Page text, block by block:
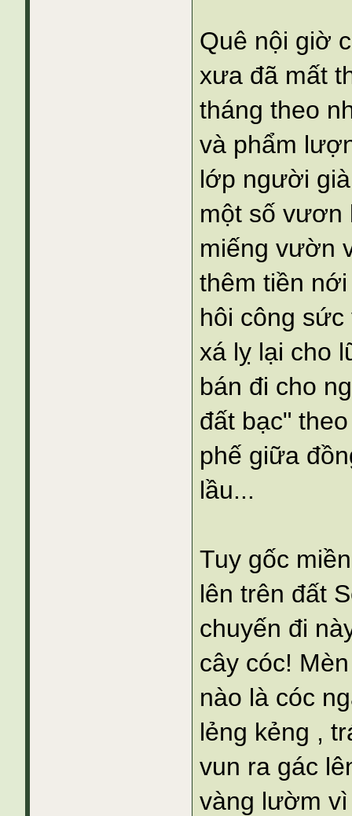
Quê nội giờ
xưa đã mất
tháng theo
và phẩm
lớp người
một số vươn
miếng vườn
thêm tiền
hôi công
xá lỵ lại cho
bán đi cho
đất bạc"
phế giữa
lầu...
Tuy gốc
lên trên đất
chuyến đi
cây cóc!
nào là cóc
lẻng kẻng ,
vun ra gác
vàng lườm